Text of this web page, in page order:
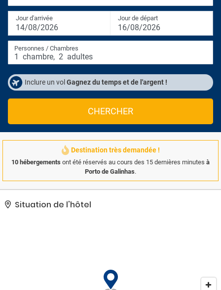
Jour d'arrivée
14/08/2026
Jour de départ
16/08/2026
Personnes / Chambres
1 chambre, 2 adultes
Inclure un vol Gagnez du temps et de l'argent !
CHERCHER
Destination très demandée !
10 hébergements ont été réservés au cours des 15 dernières minutes à
Porto de Galinhas.
Situation de l'hôtel